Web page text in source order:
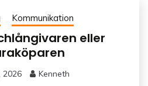
Kommunikation
eller
2026 Kenneth